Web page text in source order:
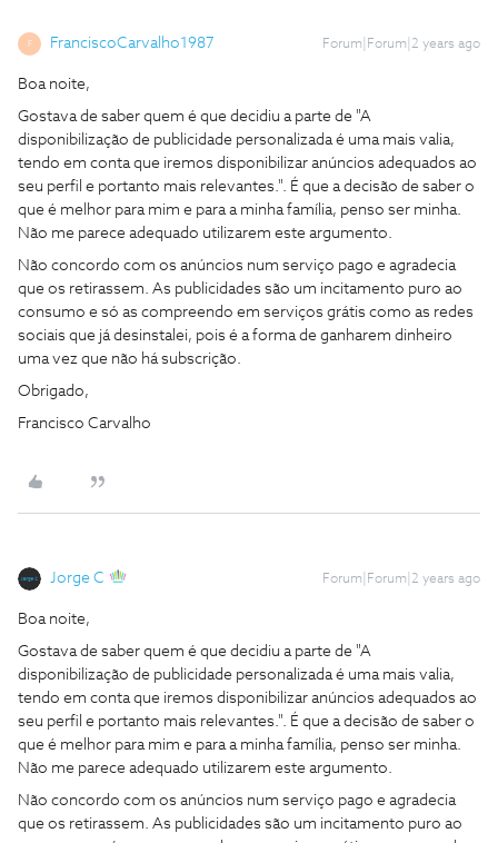
F FranciscoCarvalho1987 Forum|Forum|2 years ago
Boa noite,
Gostava de saber quem é que decidiu a parte de "A
disponibilização de publicidade personalizada é uma mais valia,
tendo em conta que iremos disponibilizar anúncios adequados ao
seu perfil e portanto mais relevantes.". É que a decisão de saber o
que é melhor para mim e para a minha família, penso ser minha.
Não me parece adequado utilizarem este argumento.
Não concordo com os anúncios num serviço pago e agradecia
que os retirassem. As publicidades são um incitamento puro ao
consumo e só as compreendo em serviços grátis como as redes
sociais que já desinstalei, pois é a forma de ganharem dinheiro
uma vez que não há subscrição.
Obrigado,
Francisco Carvalho
Jorge C Forum|Forum|2 years ago
Boa noite,
Gostava de saber quem é que decidiu a parte de "A
disponibilização de publicidade personalizada é uma mais valia,
tendo em conta que iremos disponibilizar anúncios adequados ao
seu perfil e portanto mais relevantes.". É que a decisão de saber o
que é melhor para mim e para a minha família, penso ser minha.
Não me parece adequado utilizarem este argumento.
Não concordo com os anúncios num serviço pago e agradecia
que os retirassem. As publicidades são um incitamento puro ao